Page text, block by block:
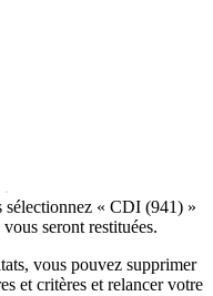
sélectionnez « CDI (941) »
seront restituées.
vous pouvez supprimer
et critères et relancer votre